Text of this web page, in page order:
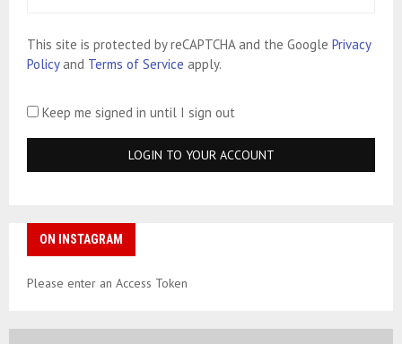
This site is protected by reCAPTCHA and the Google Privacy
Policyand Terms of Service apply.
Keep me signed in until I sign out
ON INSTAGRAM
Please enter an Access Token